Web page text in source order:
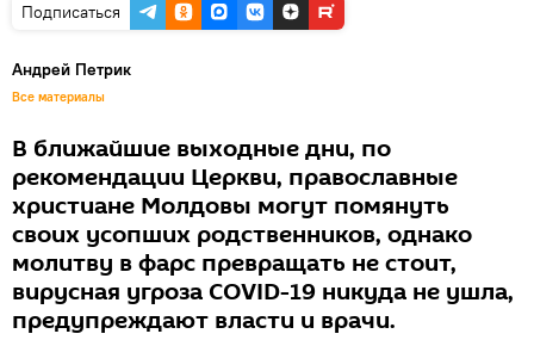
Подписаться
Андрей Петрик
Все материалы
В ближайшие выходные дни, по
рекомендации Церкви, православные
христиане Молдовы могут помянуть
своих усопших родственников, однако
молитву в фарс превращать не стоит,
вирусная угроза COVID-19 никуда не ушла,
предупреждают власти и врачи.